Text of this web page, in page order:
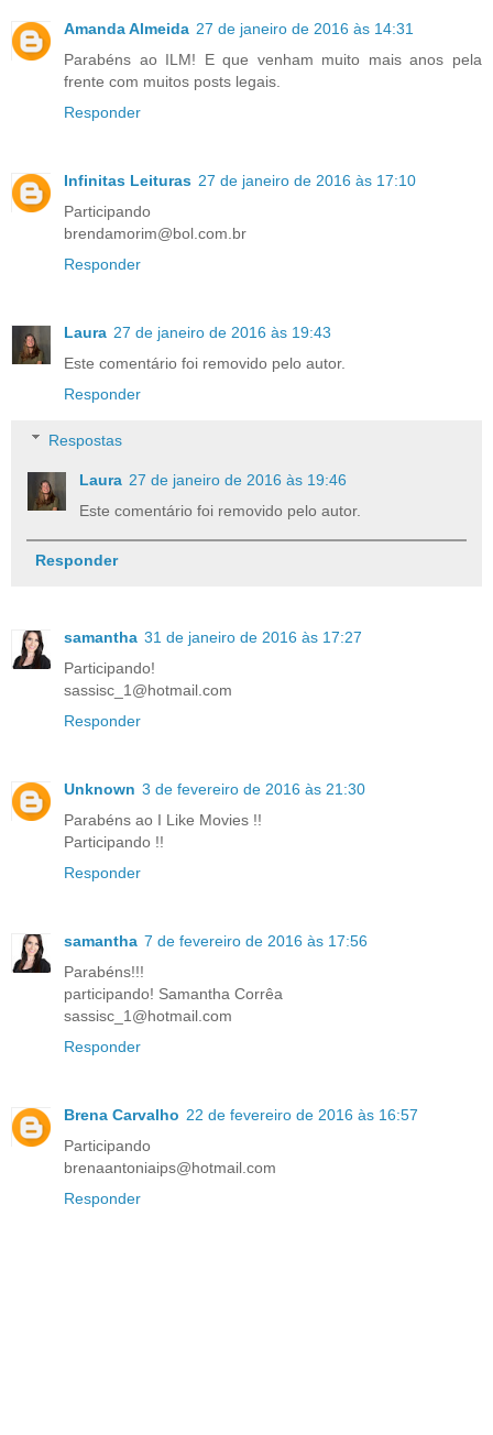
Amanda Almeida 27 de janeiro de 2016 às 14:31
Parabéns ao ILM! E que venham muito mais anos pela
frente com muitos posts legais.
Responder
Infinitas Leituras 27 de janeiro de 2016 às 17:10
Participando
brendamorim@bol.com.br
Responder
Laura 27 de janeiro de 2016 às 19:43
Este comentário foi removido pelo autor.
Responder
Respostas
Laura 27 de janeiro de 2016 às 19:46
Este comentário foi removido pelo autor.
Responder
samantha 31 de janeiro de 2016 às 17:27
Participando!
sassisc_1@hotmail.com
Responder
Unknown 3 de fevereiro de 2016 às 21:30
Parabéns ao I Like Movies !!
Participando !!
Responder
samantha 7 de fevereiro de 2016 às 17:56
Parabéns!!!
participando! Samantha Corrêa
sassisc_1@hotmail.com
Responder
Brena Carvalho 22 de fevereiro de 2016 às 16:57
Participando
brenaantoniaips@hotmail.com
Responder